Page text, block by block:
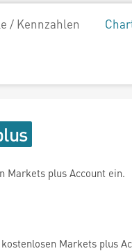
/ Kennzahlen
Markets plus Account ein.
Markets plus